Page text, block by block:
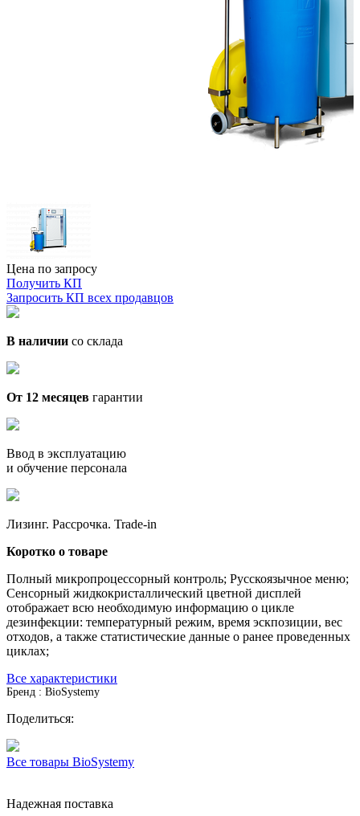
Цена по запросу
Получить КП
Запросить КП всех продавцов
В наличии со склада
От 12 месяцев гарантии
Ввод в эксплуатацию
и обучение персонала
Лизинг. Рассрочка. Trade-in
Коротко о товаре
Полный микропроцессорный контроль; Русскоязычное меню;
Сенсорный жидкокристаллический цветной дисплей
отображает всю необходимую информацию о цикле
дезинфекции: температурный режим, время эскпозиции, вес
отходов, а также статистические данные о ранее проведенных
циклах;
Все характеристики
Бренд : BioSystemy
Поделиться:
Все товары BioSystemy
Надежная поставка